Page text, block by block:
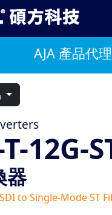
AJA 產品代
12G-
器
to Single-Mode ST